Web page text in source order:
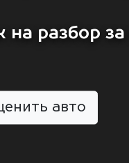
разбор
авто